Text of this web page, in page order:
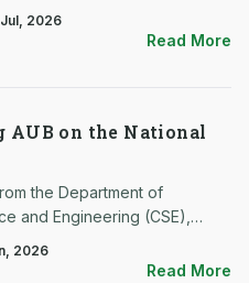
2026
Read More
AUB on the National
the Department of
and Engineering (CSE),
Bangladesh, proudly
university in the Inter-University
2026
Read More